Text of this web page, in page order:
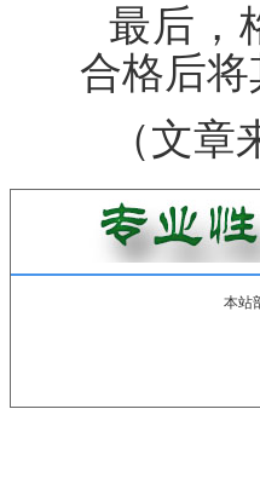
最后，
合格后将
（文
本站